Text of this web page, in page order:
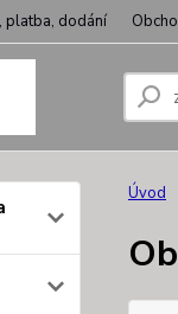
platba, dodání
Úvod